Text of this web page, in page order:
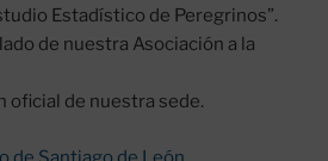
Estadístico de Peregrinos”.
de nuestra Asociación a la
oficial de nuestra sede.